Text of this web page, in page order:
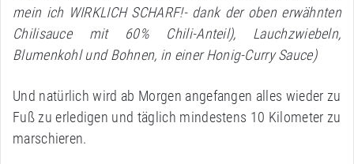
mein ich WIRKLICH SCHARF!- dank der oben erwähnten
Chilisauce mit 60% Chili-Anteil), Lauchzwiebeln,
Blumenkohl und Bohnen, in einer Honig-Curry Sauce)
Und natürlich wird ab Morgen angefangen alles wieder zu
Fuß zu erledigen und täglich mindestens 10 Kilometer zu
marschieren.